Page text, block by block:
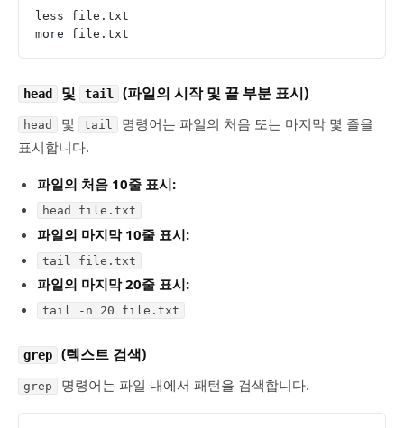
less file.txt
more file.txt
head 및 tail (파일의 시작 및 끝 부분 표시)
head 및 tail
명령어는 파일의 처음 또는 마지막 몇 줄을
표시합니다.
파일의 처음 10줄 표시:
head file.txt
파일의 마지막 10줄 표시:
tail file.txt
파일의 마지막 20줄 표시:
tail -n 20 file.txt
grep (텍스트 검색)
grep 명령어는 파일 내에서 패턴을 검색합니다.